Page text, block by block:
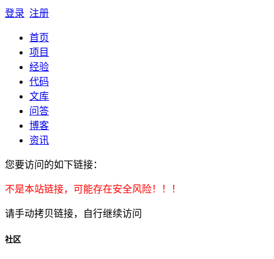
登录 注册
首页
项目
经验
代码
文库
问答
博客
资讯
您要访问的如下链接：
不是本站链接，可能存在安全风险！！！
请手动拷贝链接，自行继续访问
社区